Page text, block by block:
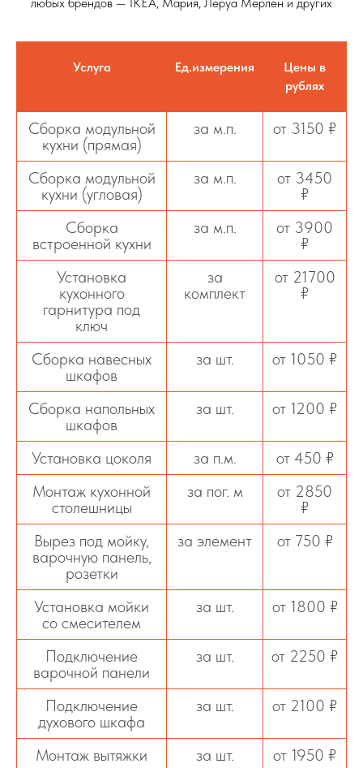
Услуга Ед.измерения
Цены в
рублях
Сборка модульной
кухни (прямая)
за м.п. от 3150 ₽
Сборка модульной
кухни (угловая)
за м.п.
от 3450
₽
Сборка
встроенной кухни
за м.п.
от 3900
₽
Установка
кухонного
гарнитура под
ключ
за
комплект
от 21700
₽
Сборка навесных
шкафов
за шт. от 1050 ₽
Сборка напольных
шкафов
за шт. от 1200 ₽
Установка цоколя за п.м.
от 450 ₽
Монтаж кухонной
столешницы
за пог. м
от 2850
₽
Вырез под мойку,
варочную панель,
розетки
за элемент от 750 ₽
Установка мойки
со смесителем
за шт. от 1800 ₽
Подключение
варочной панели
за шт. от 2250 ₽
Подключение
духового шкафа
за шт. от 2100 ₽
Монтаж вытяжки за шт.
от 1950 ₽